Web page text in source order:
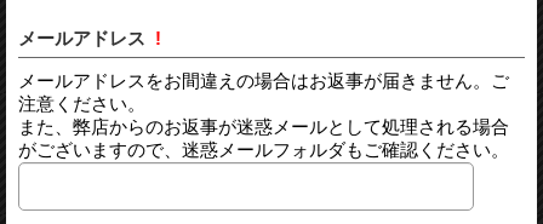
メールアドレス !
メールアドレスをお間違えの場合はお返事が届きません。ご
注意ください。
また、弊店からのお返事が迷惑メールとして処理される場合
がございますので、迷惑メールフォルダもご確認ください。